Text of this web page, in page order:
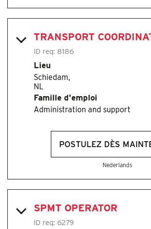
TRANSPORT
ID req: 8186
Lieu
Schiedam,
Famille d'emploi
Administration and support
POSTULEZ DÈS
Nederlands
SPMT OPERATOR
ID req: 6279